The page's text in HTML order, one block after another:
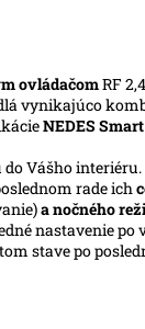
ovládačomRF
vynikajúco
NEDES Smart
Vášho
rade ich
a nočného
nastavenie
stave po